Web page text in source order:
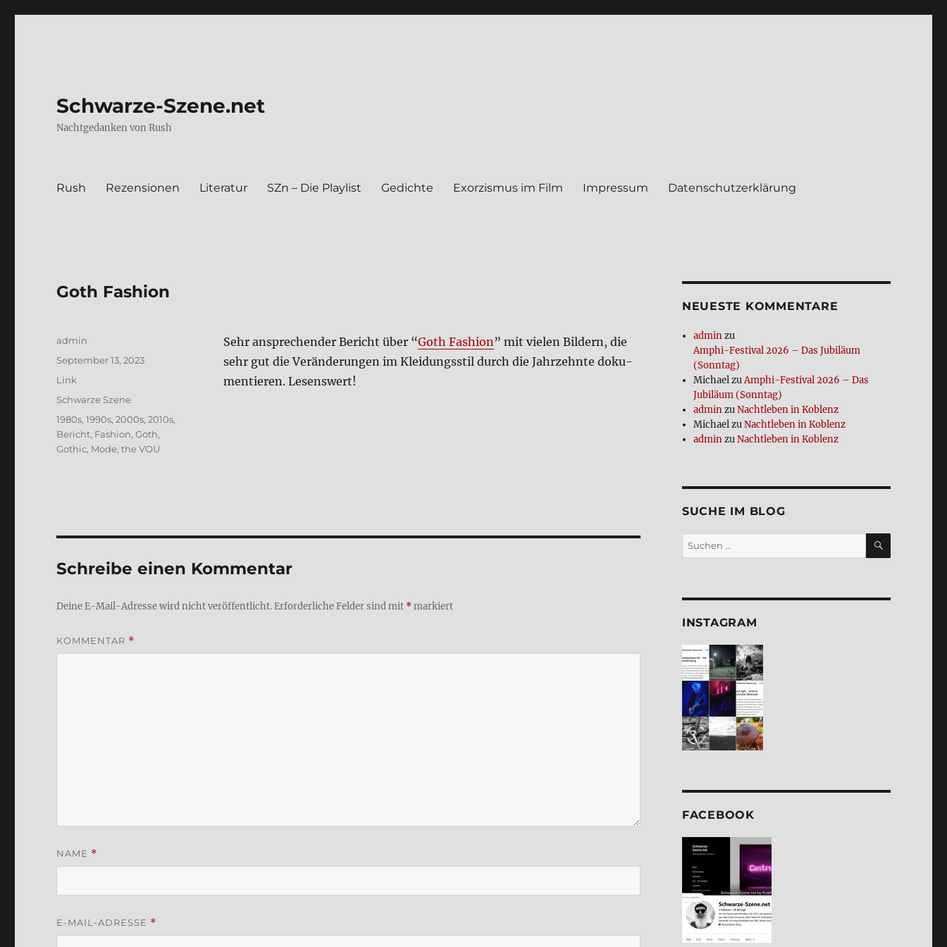
Schwarze-Szene.net
Nachtgedanken von Rush
Rush Rezen­sio­nen Lite­ra­tur SZn – Die Play­list Gedich­te Exor­zis­mus im Film Impres­sum Daten­schutz­er­klä­rung
Goth Fashion
Sehr anspre­chen­der Bericht über “Goth Fashion” mit vie­len Bil­dern, die
sehr gut die Ver­än­de­run­gen im Klei­dungs­stil durch die Jahr­zehn­te doku­
men­tie­ren. Lesens­wert!
Autor
admin
Veröffentlicht
am
September 13, 2023
Format
Link
Kategorien
Schwarze Szene
Schlagwörter
1980s,1990s,2000s,2010s,
Bericht, Fashion,Goth,
Gothic, Mode,the VOU
Schreibe einen Kommentar
Deine E-Mail-Adresse wird nicht veröffentlicht.Erforderliche Felder sind mit *markiert
KOMMENTAR *
NAME *
E-MAIL-ADRESSE *
NEUE­STE KOM­MEN­TA­RE
adminzu
Amphi-Festi­val 2026 – Das Jubi­lä­um
(Sonn­tag)
MichaelzuAmphi-Festi­val 2026 – Das
Jubi­lä­um (Sonn­tag)
adminzuNacht­le­ben in Koblenz
MichaelzuNacht­le­ben in Koblenz
adminzuNacht­le­ben in Koblenz
SUCHE IM BLOG
Suchen
nach:
SUCHEN
INSTA­GRAM
FACE­BOOK